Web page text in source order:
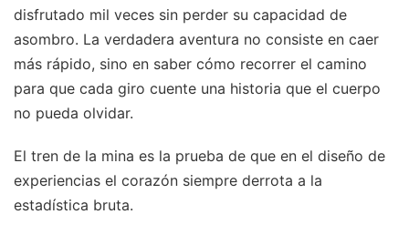
disfrutado mil veces sin perder su capacidad de
asombro. La verdadera aventura no consiste en caer
más rápido, sino en saber cómo recorrer el camino
para que cada giro cuente una historia que el cuerpo
no pueda olvidar.
El tren de la mina es la prueba de que en el diseño de
experiencias el corazón siempre derrota a la
estadística bruta.